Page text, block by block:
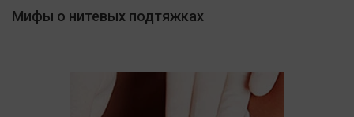
Мифы о нитевых подтяжках